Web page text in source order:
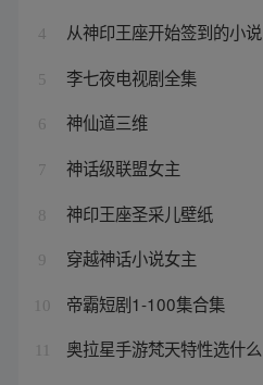
4 从神印王座开始签到的小说
5 李七夜电视剧全集
6 神仙道三维
7 神话级联盟女主
8 神印王座圣采儿壁纸
9 穿越神话小说女主
10 帝霸短剧1-100集合集
奥拉星手游梵天特性选什么